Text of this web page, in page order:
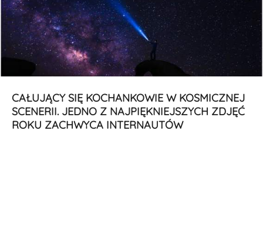
CAŁUJĄCY SIĘ KOCHANKOWIE W KOSMICZNEJ
SCENERII. JEDNO Z NAJPIĘKNIEJSZYCH ZDJĘĆ
ROKU ZACHWYCA INTERNAUTÓW